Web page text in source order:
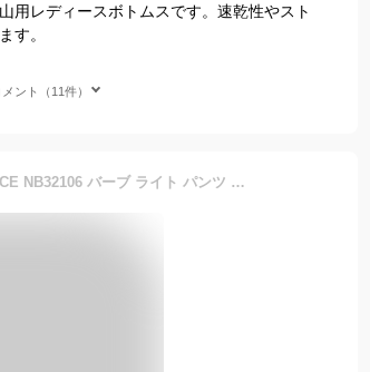
用レディースボトムスです。速乾性やスト
す。
ント（11件）
ザ・ノース・フェイス THE NORTH FACE NB32106 バーブ ライト パンツ VERB LIGHT PANT ストレッチ クライミング トレッキング アウトドア キャンプ メンズ レディース ボトムス UVカット 撥水 登山 山岳 軽量 4カラー 国内正規 2022SS 10%OFF セール